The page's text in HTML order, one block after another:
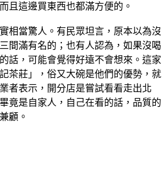
且這邊買東西也都滿方便的。
相當驚人。有民眾坦言，原本以為沒
間滿有名的；也有人認為，如果沒喝
話，可能會覺得好遠不會想來。這家
茶莊」，俗又大碗是他們的優勢，就
者表示，開分店是嘗試看看走出北
竟是自家人，自己在看的話，品質的
顧。